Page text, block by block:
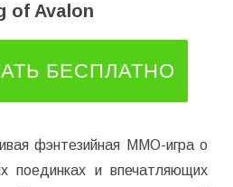
of Avalon
БЕСПЛАТНО
фэнтезийная ММО-игра о
поединках и впечатляющих